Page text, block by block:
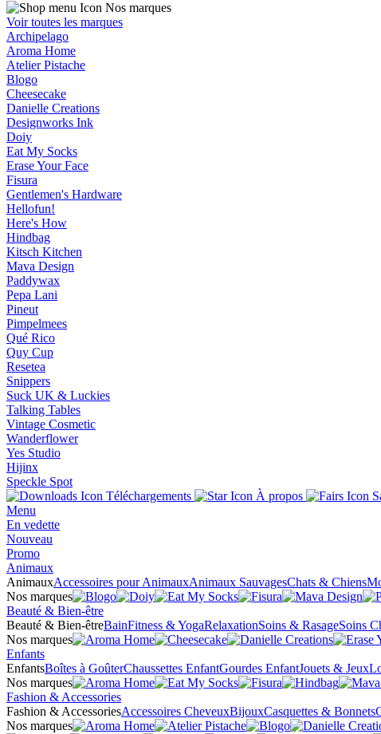
Nos marques
Voir toutes les marques
Archipelago
Aroma Home
Atelier Pistache
Blogo
Cheesecake
Danielle Creations
Designworks Ink
Doiy
Eat My Socks
Erase Your Face
Fisura
Gentlemen's Hardware
Hellofun!
Here's How
Hindbag
Kitsch Kitchen
Mava Design
Paddywax
Pepa Lani
Pineut
Pimpelmees
Qué Rico
Quy Cup
Resetea
Snippers
Suck UK & Luckies
Talking Tables
Vintage Cosmetic
Wanderflower
Yes Studio
Hijinx
Speckle Spot
Téléchargements
À propos
Menu
En vedette
Nouveau
Promo
Animaux
AnimauxAccessoires pour AnimauxAnimaux SauvagesChats & Chiens
Nos marques
Beauté & Bien-être
Beauté & Bien-êtreBainFitness & YogaRelaxationSoins & RasageSoins
Nos marques
Enfants
EnfantsBoîtes à GoûterChaussettes EnfantGourdes EnfantJouets & Jeux
Nos marques
Fashion & Accessories
Fashion & AccessoriesAccessoires CheveuxBijouxCasquettes & Bonnets
Nos marques